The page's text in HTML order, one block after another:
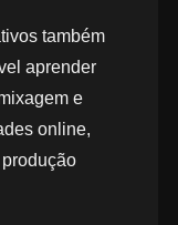
também
aprender
e
online,